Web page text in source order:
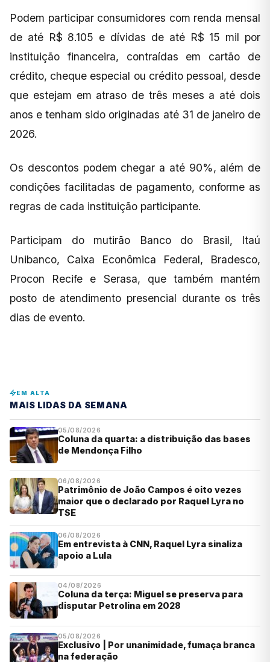
Podem participar consumidores com renda mensal
de até R$ 8.105 e dívidas de até R$ 15 mil por
instituição financeira, contraídas em cartão de
crédito, cheque especial ou crédito pessoal, desde
que estejam em atraso de três meses a até dois
anos e tenham sido originadas até 31 de janeiro de
2026.
Os descontos podem chegar a até 90%, além de
condições facilitadas de pagamento, conforme as
regras de cada instituição participante.
Participam do mutirão Banco do Brasil, Itaú
Unibanco, Caixa Econômica Federal, Bradesco,
Procon Recife e Serasa, que também mantém
posto de atendimento presencial durante os três
dias de evento.
EM ALTA
MAIS LIDAS DA SEMANA
05/08/2026
Coluna da quarta: a distribuição das bases
de Mendonça Filho
06/08/2026
Patrimônio de João Campos é oito vezes
maior que o declarado por Raquel Lyra no
TSE
06/08/2026
Em entrevista à CNN, Raquel Lyra sinaliza
apoio a Lula
04/08/2026
Coluna da terça: Miguel se preserva para
disputar Petrolina em 2028
05/08/2026
Exclusivo | Por unanimidade, fumaça branca
na federação